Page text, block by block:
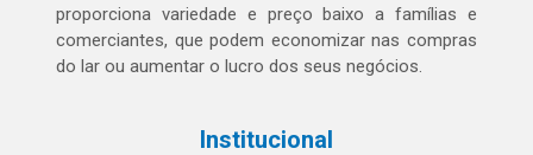
proporciona variedade e preço baixo a famílias e
comerciantes, que podem economizar nas compras
do lar ou aumentar o lucro dos seus negócios.
Institucional